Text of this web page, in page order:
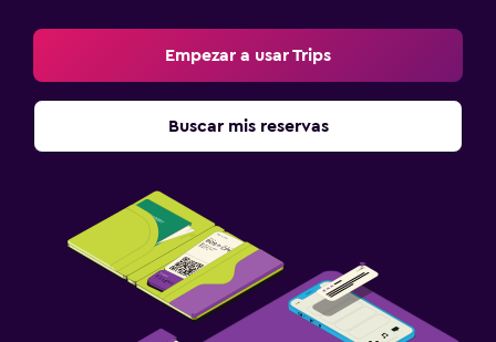
Empezar a usar Trips
Buscar mis reservas